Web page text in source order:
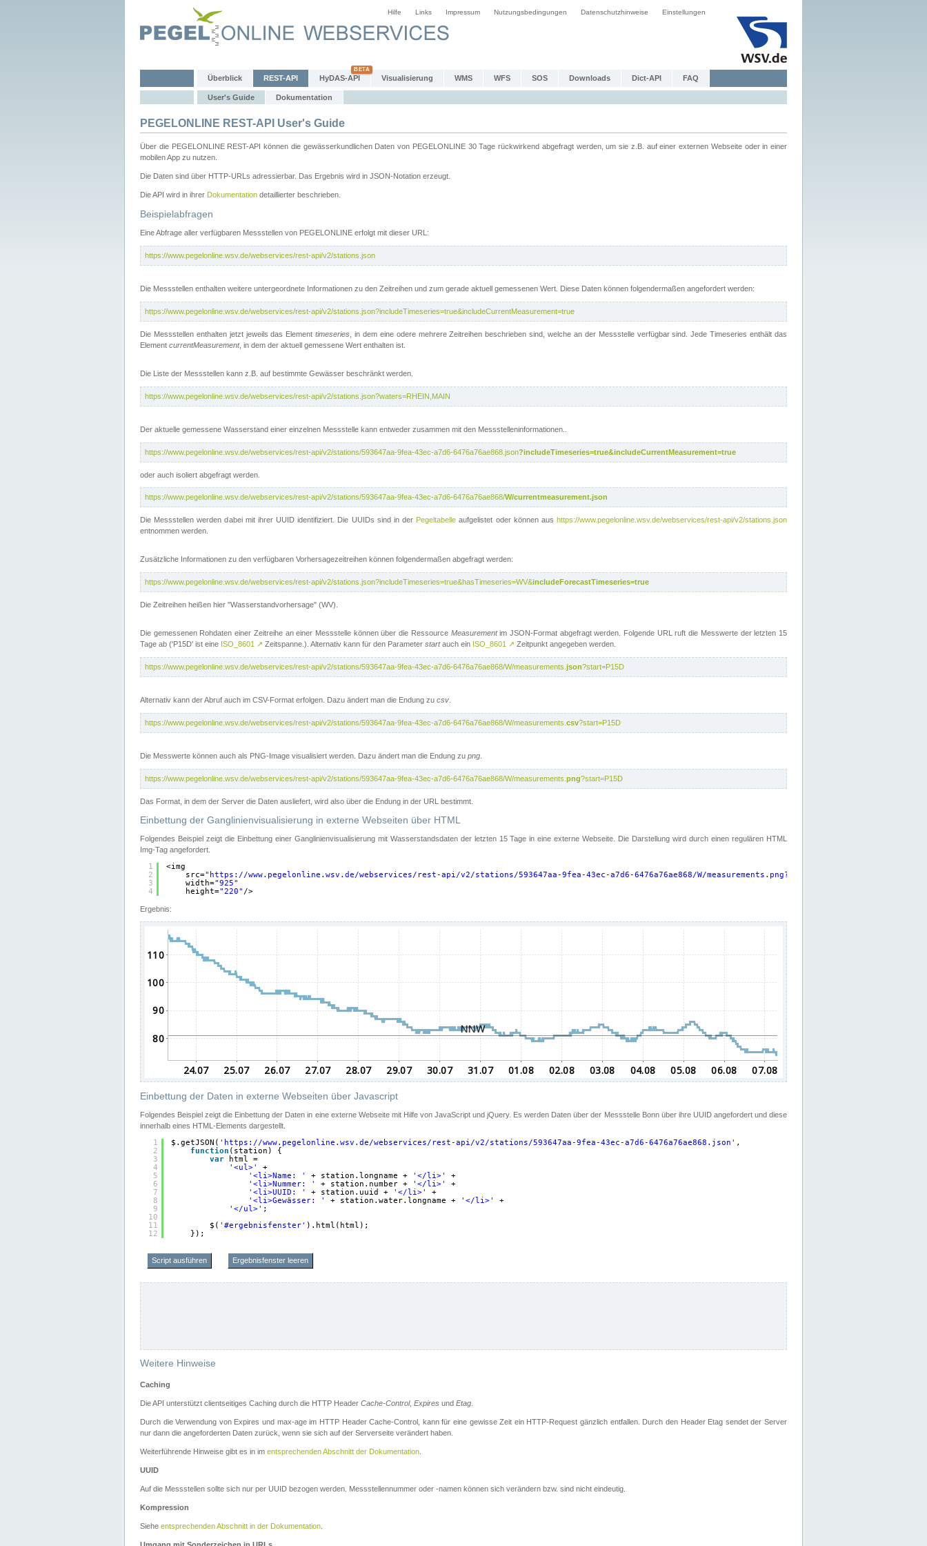
Hilfe Links Impressum Nutzungsbedingungen Datenschutzhinweise Einstellungen
Überblick REST-API HyDAS-API Visualisierung WMS WFS SOS Downloads Dict-API FAQ
User's Guide Dokumentation
PEGELONLINE REST-API User's Guide
Über die PEGELONLINE REST-API können die gewässerkundlichen Daten von PEGELONLINE 30 Tage rückwirkend abgefragt werden, um sie z.B. auf einer externen Webseite oder in einer
mobilen App zu nutzen.
Die Daten sind über HTTP-URLs adressierbar. Das Ergebnis wird in JSON-Notation erzeugt.
Die API wird in ihrer Dokumentation detaillierter beschrieben.
Beispielabfragen
Eine Abfrage aller verfügbaren Messstellen von PEGELONLINE erfolgt mit dieser URL:
https://www.pegelonline.wsv.de/webservices/rest-api/v2/stations.json
Die Messstellen enthalten weitere untergeordnete Informationen zu den Zeitreihen und zum gerade aktuell gemessenen Wert. Diese Daten können folgendermaßen angefordert werden:
https://www.pegelonline.wsv.de/webservices/rest-api/v2/stations.json?includeTimeseries=true&includeCurrentMeasurement=true
Die Messstellen enthalten jetzt jeweils das Elementtimeseries , in dem eine odere mehrere Zeitreihen beschrieben sind, welche an der Messstelle verfügbar sind. Jede Timeseries enthält das
Element currentMeasurement, in dem der aktuell gemessene Wert enthalten ist.
Die Liste der Messstellen kann z.B. auf bestimmte Gewässer beschränkt werden.
https://www.pegelonline.wsv.de/webservices/rest-api/v2/stations.json?waters=RHEIN,MAIN
Der aktuelle gemessene Wasserstand einer einzelnen Messstelle kann entweder zusammen mit den Messstelleninformationen..
https://www.pegelonline.wsv.de/webservices/rest-api/v2/stations/593647aa-9fea-43ec-a7d6-6476a76ae868.json?includeTimeseries=true&includeCurrentMeasurement=true
oder auch isoliert abgefragt werden.
https://www.pegelonline.wsv.de/webservices/rest-api/v2/stations/593647aa-9fea-43ec-a7d6-6476a76ae868/W/currentmeasurement.json
Die Messstellen werden dabei mit ihrer UUID identifiziert. Die UUIDs sind in der Pegeltabelle aufgelistet oder können aushttps://www.pegelonline.wsv.de/webservices/rest-api/v2/stations.json
entnommen werden.
Zusätzliche Informationen zu den verfügbaren Vorhersagezeitreihen können folgendermaßen abgefragt werden:
https://www.pegelonline.wsv.de/webservices/rest-api/v2/stations.json?includeTimeseries=true&hasTimeseries=WV&includeForecastTimeseries=true
Die Zeitreihen heißen hier "Wasserstandvorhersage" (WV).
Die gemessenen Rohdaten einer Zeitreihe an einer Messstelle können über die Ressource Measurementim JSON-Format abgefragt werden. Folgende URL ruft die Messwerte der letzten 15
Tage ab ('P15D' ist eine ISO_8601 ↗ Zeitspanne.). Alternativ kann für den Parameter startauch ein ISO_8601 ↗ Zeitpunkt angegeben werden.
https://www.pegelonline.wsv.de/webservices/rest-api/v2/stations/593647aa-9fea-43ec-a7d6-6476a76ae868/W/measurements. json?start=P15D
Alternativ kann der Abruf auch im CSV-Format erfolgen. Dazu ändert man die Endung zu csv
https://www.pegelonline.wsv.de/webservices/rest-api/v2/stations/593647aa-9fea-43ec-a7d6-6476a76ae868/W/measurements. csv?start=P15D
Die Messwerte können auch als PNG-Image visualisiert werden. Dazu ändert man die Endung zu png
https://www.pegelonline.wsv.de/webservices/rest-api/v2/stations/593647aa-9fea-43ec-a7d6-6476a76ae868/W/measurements. png?start=P15D
Das Format, in dem der Server die Daten ausliefert, wird also über die Endung in der URL bestimmt.
Einbettung der Ganglinienvisualisierung in externe Webseiten über HTML
Folgendes Beispiel zeigt die Einbettung einer Ganglinienvisualisierung mit Wasserstandsdaten der letzten 15 Tage in eine externe Webseite. Die Darstellung wird durch einen regulären HTML
Img-Tag angefordert.
1
2
3
4
<img
src=" https://www.pegelonline.wsv.de/webservices/rest-api/v2/stations/593647aa-9fea-43ec-a7d6-6476a76ae868/W/
width="925"
height="220" />
Ergebnis:
Einbettung der Daten in externe Webseiten über Javascript
Folgendes Beispiel zeigt die Einbettung der Daten in eine externe Webseite mit Hilfe von JavaScript und jQuery. Es werden Daten über der Messstelle Bonn über ihre UUID angefordert und diese
innerhalb eines HTML-Elements dargestellt.
1
2
3
4
5
6
7
8
9
10
11
12
$.getJSON( ' https://www.pegelonline.wsv.de/webservices/rest-api/v2/stations/593647aa-9fea-43ec-a7d6-6476a76ae868.json ' ,
function (station) {
var
html =
'<ul>'
+
'<li>Name: '
+ station.longname + '</li>'
+
'<li>Nummer: '
+ station.number + '</li>'
+
'<li>UUID: '
+ station.uuid + '</li>'
+
'<li>Gewässer: '
+ station.water.longname + '</li>'
+
'</ul>' ;
$( '#ergebnisfenster' ).html(html);
});
Script ausführen Ergebnisfenster leeren
Weitere Hinweise
Caching
Die API unterstützt clientseitiges Caching durch die HTTP Header Cache-Control, Expires und Etag.
Durch die Verwendung von Expires und max-age im HTTP Header Cache-Control, kann für eine gewisse Zeit ein HTTP-Request gänzlich entfallen. Durch den Header Etag sendet der Server
nur dann die angeforderten Daten zurück, wenn sie sich auf der Serverseite verändert haben.
Weiterführende Hinweise gibt es in im entsprechenden Abschnitt der Dokumentation.
UUID
Auf die Messstellen sollte sich nur per UUID bezogen werden. Messstellennummer oder -namen können sich verändern bzw. sind nicht eindeutig.
Kompression
Siehe entsprechenden Abschnitt in der Dokumentation.